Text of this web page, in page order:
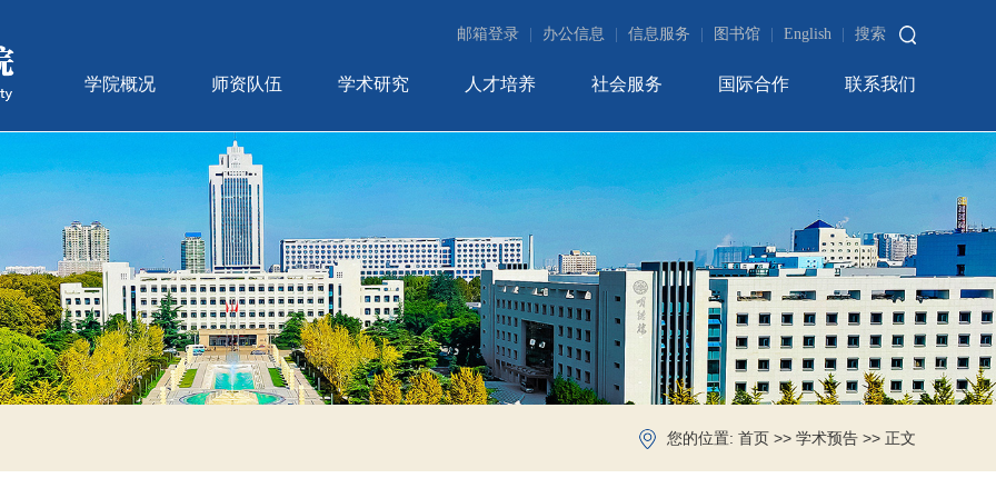
邮箱登录 办公信息 信息服务 图书馆 English 搜索
学院概况 师资队伍 学术研究 人才培养 社会服务 国际合作 联系我们
您的位置: 首页 >> 学术预告 >> 正文